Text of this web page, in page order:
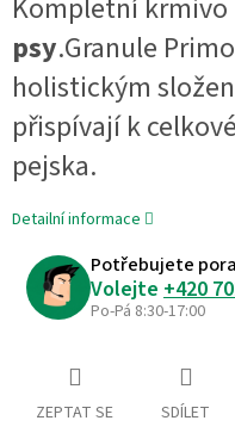
Kompletní krmivo
psy.Granule
holistickým
přispívají k
pejska.
Detailní informace
Potřebujete
Volejte +420
Po-Pá 8:30-17:00
ZEPTAT SE SDÍLET